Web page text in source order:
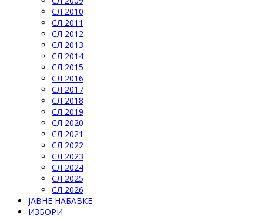
СЛ 2010
СЛ 2011
СЛ 2012
СЛ 2013
СЛ 2014
СЛ 2015
СЛ 2016
СЛ 2017
СЛ 2018
СЛ 2019
СЛ 2020
СЛ 2021
СЛ 2022
СЛ 2023
СЛ 2024
СЛ 2025
СЛ 2026
ЈАВНЕ НАБАВКЕ
ИЗБОРИ